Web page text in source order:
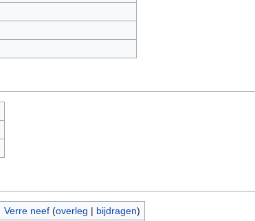
Verre neef (overleg | bijdragen)